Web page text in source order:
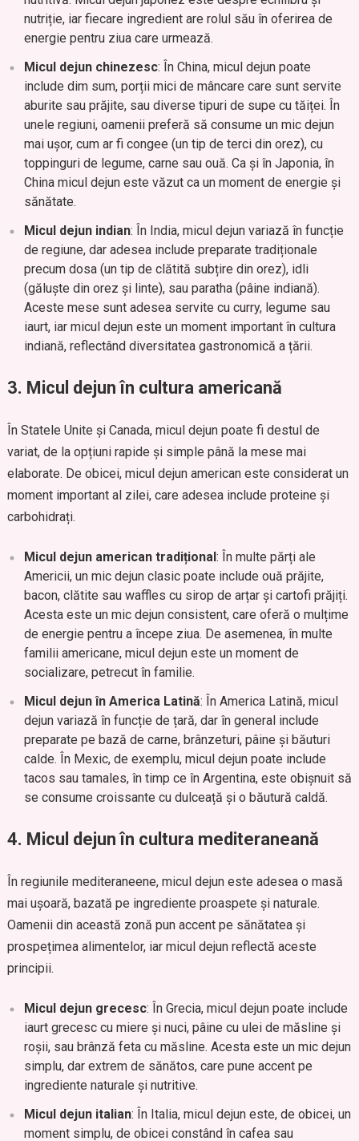
nutriție, iar fiecare ingredient are rolul său în oferirea de
energie pentru ziua care urmează.
Micul dejun chinezesc: În China, micul dejun poate
include dim sum, porții mici de mâncare care sunt servite
aburite sau prăjite, sau diverse tipuri de supe cu tăiței. În
unele regiuni, oamenii preferă să consume un mic dejun
mai ușor, cum ar fi congee (un tip de terci din orez), cu
toppinguri de legume, carne sau ouă. Ca și în Japonia, în
China micul dejun este văzut ca un moment de energie și
sănătate.
Micul dejun indian: În India, micul dejun variază în funcție
de regiune, dar adesea include preparate tradiționale
precum dosa (un tip de clătită subțire din orez), idli
(găluște din orez și linte), sau paratha (pâine indiană).
Aceste mese sunt adesea servite cu curry, legume sau
iaurt, iar micul dejun este un moment important în cultura
indiană, reflectând diversitatea gastronomică a țării.
3. Micul dejun în cultura americană
În Statele Unite și Canada, micul dejun poate fi destul de
variat, de la opțiuni rapide și simple până la mese mai
elaborate. De obicei, micul dejun american este considerat un
moment important al zilei, care adesea include proteine și
carbohidrați.
Micul dejun american tradițional: În multe părți ale
Americii, un mic dejun clasic poate include ouă prăjite,
bacon, clătite sau waffles cu sirop de arțar și cartofi prăjiți.
Acesta este un mic dejun consistent, care oferă o mulțime
de energie pentru a începe ziua. De asemenea, în multe
familii americane, micul dejun este un moment de
socializare, petrecut în familie.
Micul dejun în America Latină: În America Latină, micul
dejun variază în funcție de țară, dar în general include
preparate pe bază de carne, brânzeturi, pâine și băuturi
calde. În Mexic, de exemplu, micul dejun poate include
tacos sau tamales, în timp ce în Argentina, este obișnuit să
se consume croissante cu dulceață și o băutură caldă.
4. Micul dejun în cultura mediteraneană
În regiunile mediteraneene, micul dejun este adesea o masă
mai ușoară, bazată pe ingrediente proaspete și naturale.
Oamenii din această zonă pun accent pe sănătatea și
prospețimea alimentelor, iar micul dejun reflectă aceste
principii.
Micul dejun grecesc: În Grecia, micul dejun poate include
iaurt grecesc cu miere și nuci, pâine cu ulei de măsline și
roșii, sau brânză feta cu măsline. Acesta este un mic dejun
simplu, dar extrem de sănătos, care pune accent pe
ingrediente naturale și nutritive.
Micul dejun italian: În Italia, micul dejun este, de obicei, un
moment simplu, de obicei constând în cafea sau